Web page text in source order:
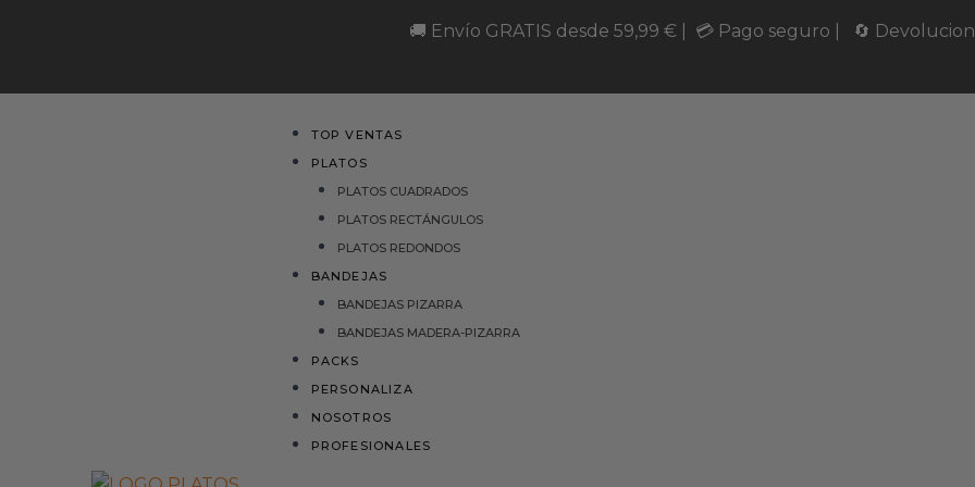
🚚 Envío GRATIS desde 59,99 € | 💳 Pago seguro | 🔄
TOP VENTAS
PLATOS
PLATOS CUADRADOS
PLATOS RECTÁNGULOS
PLATOS REDONDOS
BANDEJAS
BANDEJAS PIZARRA
BANDEJAS MADERA-PIZARRA
PACKS
PERSONALIZA
NOSOTROS
PROFESIONALES
Menu